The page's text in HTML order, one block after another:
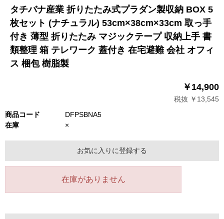
タチバナ産業 折りたたみ式プラダン製収納 BOX 5
枚セット (ナチュラル) 53cm×38cm×33cm 取っ手
付き 薄型 折りたたみ マジックテープ 収納上手 書
類整理 箱 テレワーク 蓋付き 在宅避難 会社 オフィ
ス 梱包 樹脂製
￥14,900
税抜 ￥13,545
商品コード
DFPSBNA5
在庫
×
お気に入りに登録する
在庫がありません